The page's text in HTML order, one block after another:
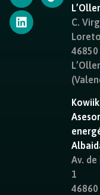
C.
46850
Kowiik
Av. de
1